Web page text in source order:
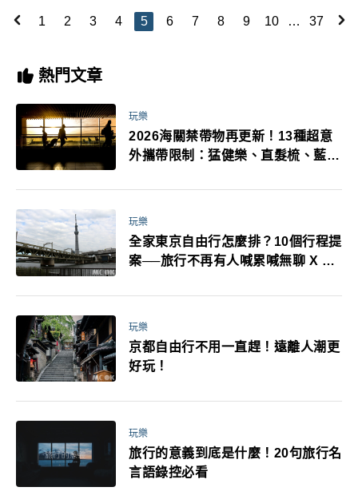
1 2 3 4 5 6 7 8 9 10 … 37
熱門文章
玩樂
2026海關禁帶物再更新！13種超意
外攜帶限制：猛健樂、直髮梳、藍牙
萬！注意事項一次看！
玩樂
全家東京自由行怎麼排？10個行程提
案──旅行不再有人喊累喊無聊 X 爸
玩樂
京都自由行不用一直趕！遠離人潮更
好玩！
玩樂
旅行的意義到底是什麼！20句旅行名
言語錄控必看